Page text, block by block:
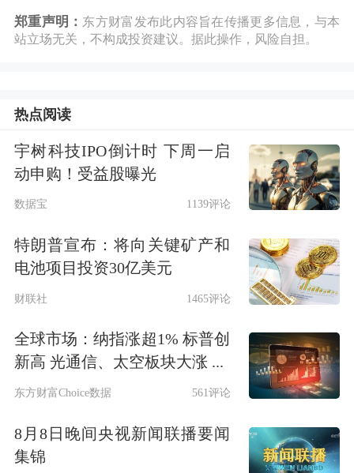
老现金流，这不仅成为金融业书写养老
金融“大文章”的重要章节，更守护
制度破冰
以房养老破局
在人口老龄化加速背景下，老年人的养
老需求日益迫切。手握房产类固定资
产，但流动性资金却相对不足是不少居
房产为养老资金“开源”成为亟待解决的
事实上，金融机构多年来一直积极探
索“以房养老”。但是，传统模式却在现
郑重声明： 东方财富发布此内容旨在传播更多信息，与本
站立场无关，不构成投资建议。据此操作，风险自担。
热点阅读
宇树科技IPO倒计时 下周一启
动申购！受益股曝光
数据宝 1139评论
特朗普宣布：将向关键矿产和
电池项目投资30亿美元
财联社 1465评论
全球市场：纳指涨超1% 标普创
新高 光通信、太空板块大涨 ...
东方财富Choice数据 561评论
8月8日晚间央视新闻联播要闻
集锦